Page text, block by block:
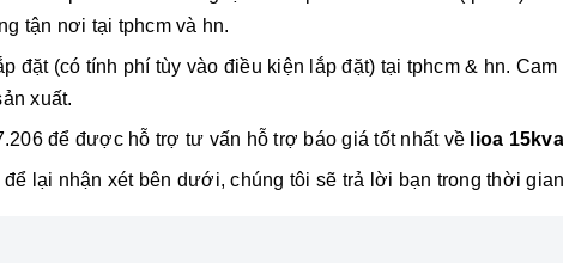
tận nơi tại tphcm và hn.
đặt (có tính phí tùy vào điều kiện lắp đặt) tại tphcm & hn.
xuất.
để được hỗ trợ tư vấn hỗ trợ báo giá tốt nhất về lioa 15kva
để lại nhận xét bên dưới, chúng tôi sẽ trả lời bạn trong thời